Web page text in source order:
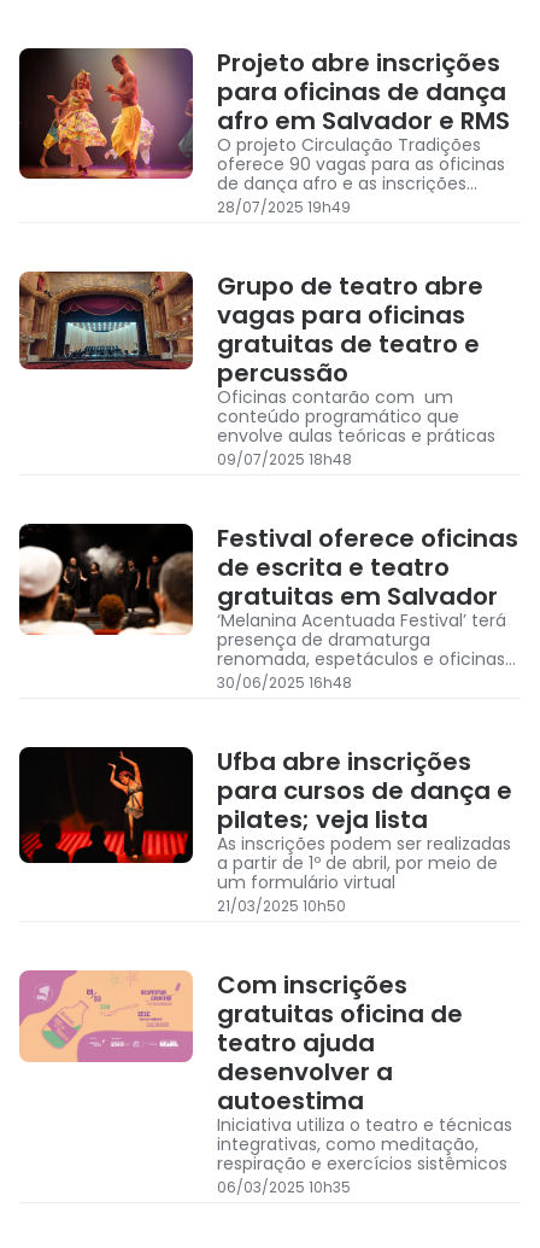
Projeto abre inscrições
para oficinas de dança
afro em Salvador e RMS
O projeto Circulação Tradições
oferece 90 vagas para as oficinas
de dança afro e as inscrições
seguem abertas até o dia 13 de
agosto
28/07/2025 19h49
Grupo de teatro abre
vagas para oficinas
gratuitas de teatro e
percussão
Oficinas contarão com um
conteúdo programático que
envolve aulas teóricas e práticas
09/07/2025 18h48
Festival oferece oficinas
de escrita e teatro
gratuitas em Salvador
‘Melanina Acentuada Festival’ terá
presença de dramaturga
renomada, espetáculos e oficinas
gratuitas de escrita e teatro em
Salvador
30/06/2025 16h48
Ufba abre inscrições
para cursos de dança e
pilates; veja lista
As inscrições podem ser realizadas
a partir de 1º de abril, por meio de
um formulário virtual
21/03/2025 10h50
Com inscrições
gratuitas oficina de
teatro ajuda
desenvolver a
autoestima
Iniciativa utiliza o teatro e técnicas
integrativas, como meditação,
respiração e exercícios sistêmicos
06/03/2025 10h35